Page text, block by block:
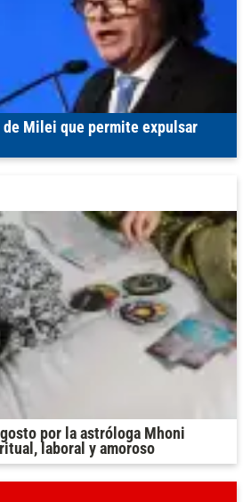
Milei que permite expulsar
por la astróloga Mhoni
laboral y amoroso